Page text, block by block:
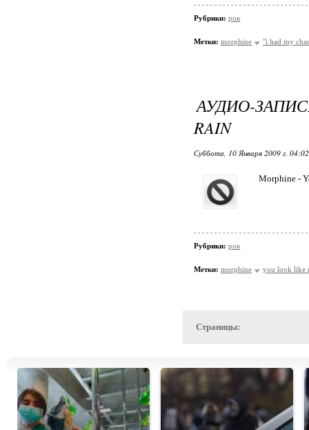
Рубрики: рок
Метки: morphine "i had my
АУДИО-
RAIN
Суббота, 10 Января 2009 г.
Morphine -
Рубрики: рок
Метки: morphine you look like
Страницы: